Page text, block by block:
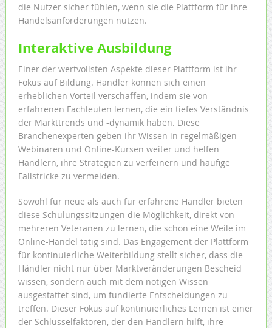
die Nutzer sicher fühlen, wenn sie die Plattform für ihre
Handelsanforderungen nutzen.
Interaktive Ausbildung
Einer der wertvollsten Aspekte dieser Plattform ist ihr
Fokus auf Bildung. Händler können sich einen
erheblichen Vorteil verschaffen, indem sie von
erfahrenen Fachleuten lernen, die ein tiefes Verständnis
der Markttrends und -dynamik haben. Diese
Branchenexperten geben ihr Wissen in regelmäßigen
Webinaren und Online-Kursen weiter und helfen
Händlern, ihre Strategien zu verfeinern und häufige
Fallstricke zu vermeiden.
Sowohl für neue als auch für erfahrene Händler bieten
diese Schulungssitzungen die Möglichkeit, direkt von
mehreren Veteranen zu lernen, die schon eine Weile im
Online-Handel tätig sind. Das Engagement der Plattform
für kontinuierliche Weiterbildung stellt sicher, dass die
Händler nicht nur über Marktveränderungen Bescheid
wissen, sondern auch mit dem nötigen Wissen
ausgestattet sind, um fundierte Entscheidungen zu
treffen. Dieser Fokus auf kontinuierliches Lernen ist einer
der Schlüsselfaktoren, der den Händlern hilft, ihre